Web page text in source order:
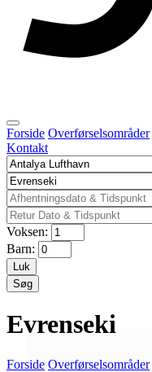
Forside Overførselsområder
Kontakt
Voksen:
Barn:
Luk
Søg
Evrenseki
Forside Overførselsområder